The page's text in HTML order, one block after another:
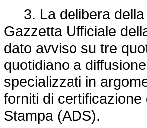
3. La delibera della
Gazzetta Ufficiale
dato avviso su tre
quotidiano a
specializzati in
forniti di
Stampa (ADS).